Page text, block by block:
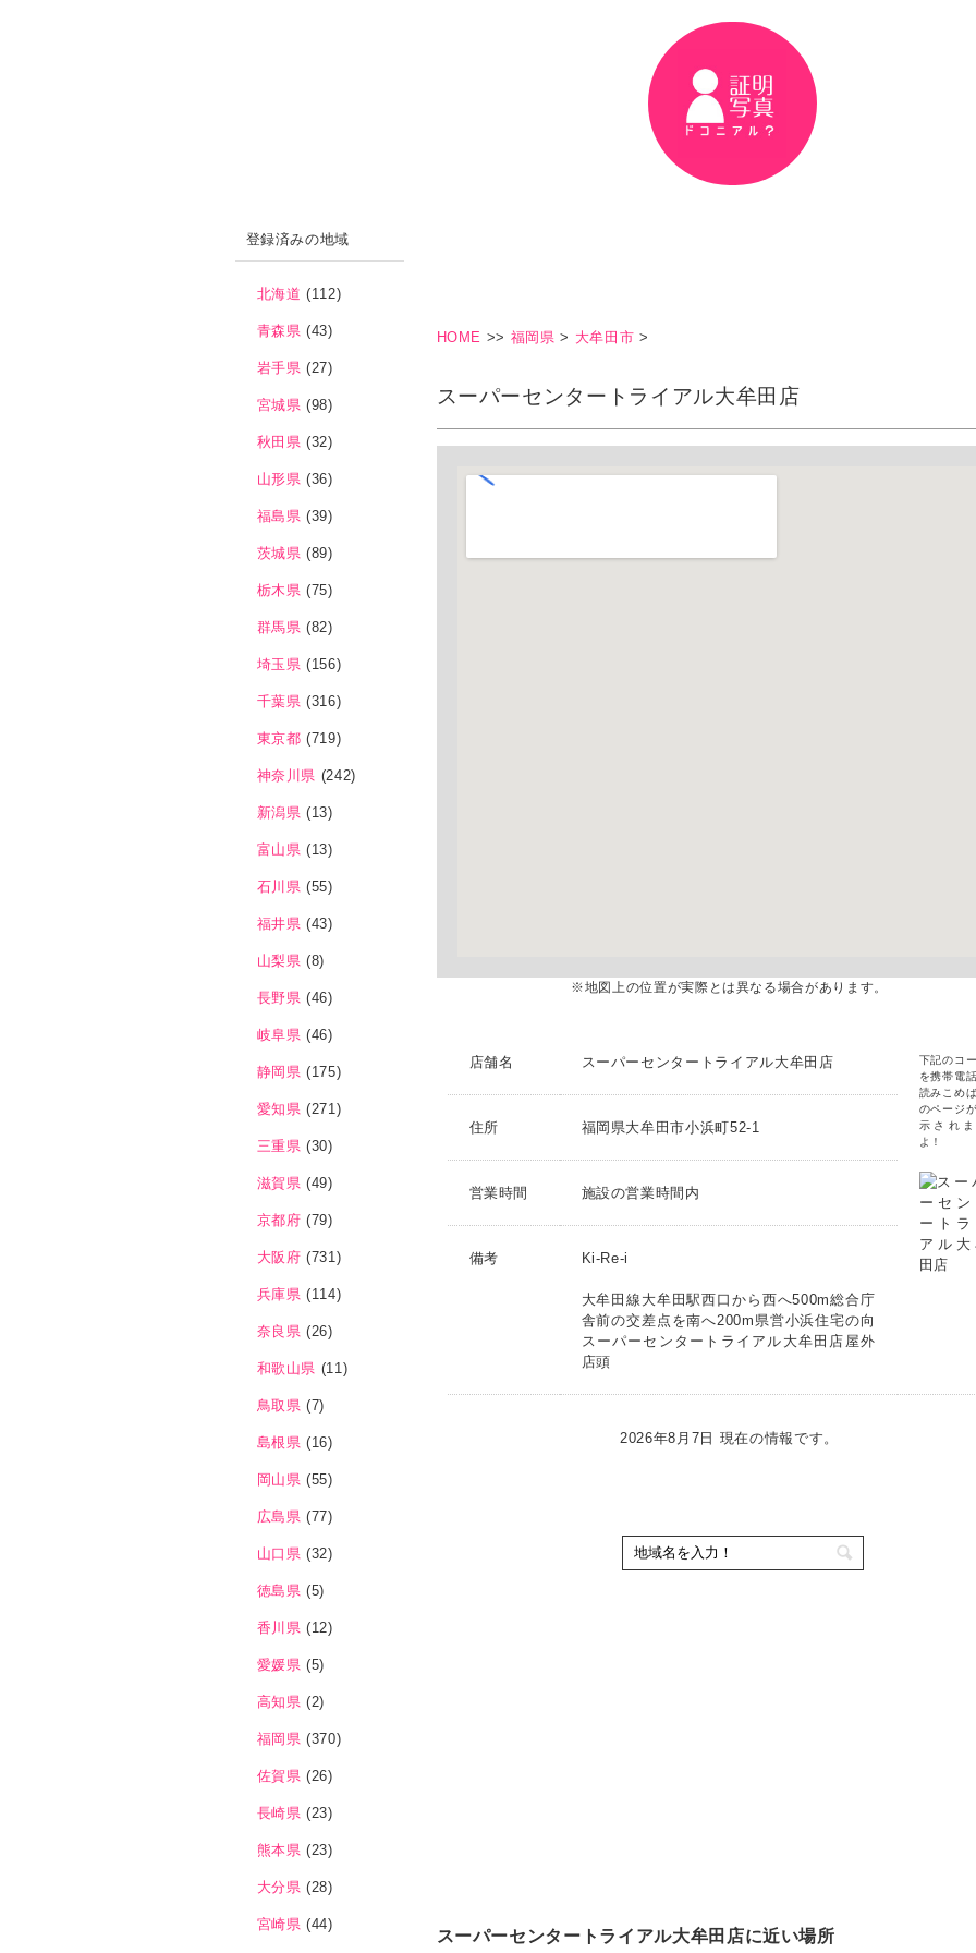
HOME >> 福岡県 > 大牟田市 >
スーパーセンタートライアル大牟田店
※地図上の位置が実際とは異なる場合があります。
店舗名 スーパーセンタートライアル大牟田店
下記のコ
を携帯電
読みこめ
のページ
示され
よ！
住所 福岡県大牟田市小浜町52-1
営業時間 施設の営業時間内
備考 Ki-Re-i
大牟田線大牟田駅西口から西へ500m総合庁
舎前の交差点を南へ200m県営小浜住宅の向
スーパーセンタートライアル大牟田店屋外
店頭
2026年8月7日 現在の情報です。
スーパーセンタートライアル大牟田店に近い場所
登録済みの地域
北海道 (112)
青森県 (43)
岩手県 (27)
宮城県 (98)
秋田県 (32)
山形県 (36)
福島県 (39)
茨城県 (89)
栃木県 (75)
群馬県 (82)
埼玉県 (156)
千葉県 (316)
東京都 (719)
神奈川県 (242)
新潟県 (13)
富山県 (13)
石川県 (55)
福井県 (43)
山梨県 (8)
長野県 (46)
岐阜県 (46)
静岡県 (175)
愛知県 (271)
三重県 (30)
滋賀県 (49)
京都府 (79)
大阪府 (731)
兵庫県 (114)
奈良県 (26)
和歌山県 (11)
鳥取県 (7)
島根県 (16)
岡山県 (55)
広島県 (77)
山口県 (32)
徳島県 (5)
香川県 (12)
愛媛県 (5)
高知県 (2)
福岡県 (370)
佐賀県 (26)
長崎県 (23)
熊本県 (23)
大分県 (28)
宮崎県 (44)